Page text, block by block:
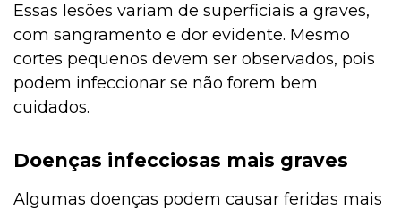
Essas lesões variam de superficiais a graves,
com sangramento e dor evidente. Mesmo
cortes pequenos devem ser observados, pois
podem infeccionar se não forem bem
cuidados.
Doenças infecciosas mais graves
Algumas doenças podem causar feridas mais